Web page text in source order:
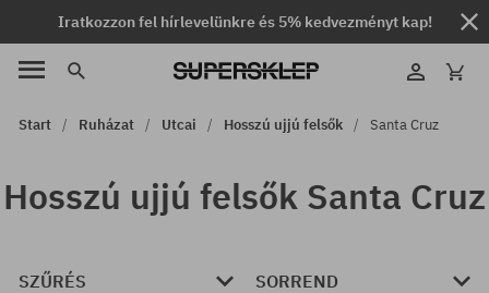
Iratkozzon fel hírlevelünkre és 5% kedvezményt kap!
Start Ruházat Utcai Hosszú ujjú felsők Santa Cruz
Hosszú ujjú felsők Santa Cruz
SZŰRÉS SORREND